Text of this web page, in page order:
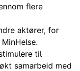
flere
aktører, for
til
samarbeid med